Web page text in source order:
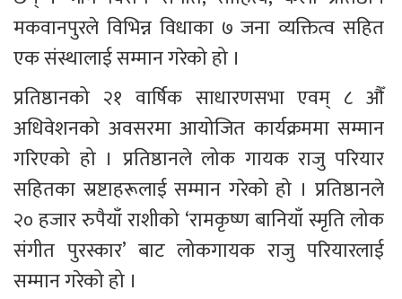
मकवानपुरले विभिन्न विधाका ७ जना व्यक्तित्व सहित
एक संस्थालाई सम्मान गरेको हो ।
प्रतिष्ठानको २१ वार्षिक साधारणसभा एवम् ८ औँ
अधिवेशनको अवसरमा आयोजित कार्यक्रममा सम्मान
गरिएको हो । प्रतिष्ठानले लोक गायक राजु परियार
सहितका स्रष्टाहरूलाई सम्मान गरेको हो । प्रतिष्ठानले
२० हजार रुपैयाँ राशीको ‘रामकृष्ण बानियाँ स्मृति लोक
संगीत पुरस्कार’ बाट लोकगायक राजु परियारलाई
सम्मान गरेको हो ।